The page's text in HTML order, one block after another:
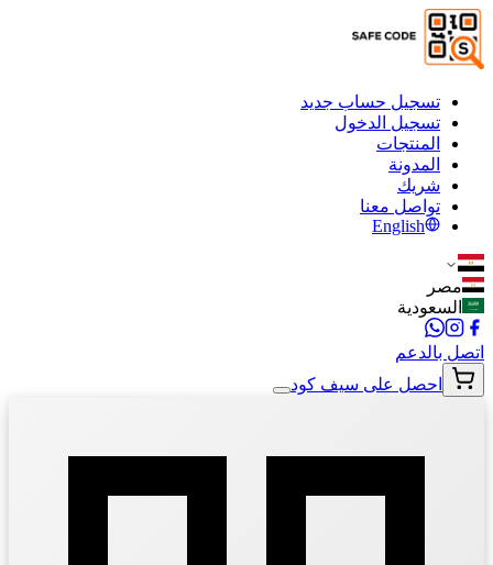
تسجيل حساب جديد
تسجيل الدخول
المنتجات
المدونة
شريك
تواصل معنا
English
مصر
السعودية
اتصل بالدعم
احصل على سيف كود